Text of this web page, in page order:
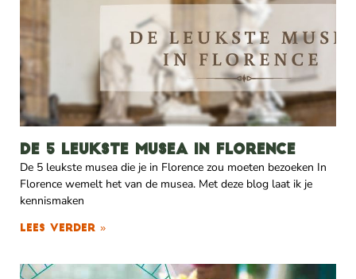
De 5 leukste musea in Florence
De 5 leukste musea die je in Florence zou moeten bezoeken In
Florence wemelt het van de musea. Met deze blog laat ik je
kennismaken
Lees verder »